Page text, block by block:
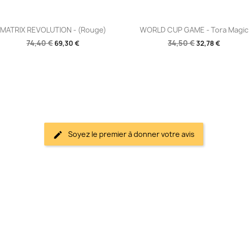
Aperçu rapide
MATRIX REVOLUTION - (Rouge)
74,40 € 69,30 €
Aperçu rapide
WORLD CUP GAME - Tora Magic
34,50 €32,78 €
Soyez le premier à donner votre avis